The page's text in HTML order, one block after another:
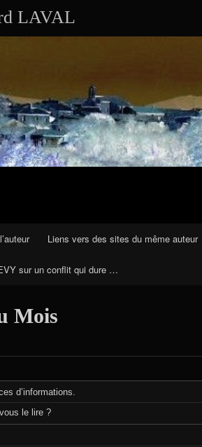
LAVAL
Liens vers des sites du même auteur
sur un conflit qui dure …
Mois
d’informations.
le lire ?